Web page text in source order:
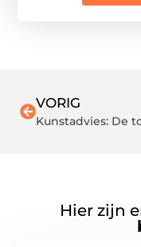
VORIG
Hier zijn